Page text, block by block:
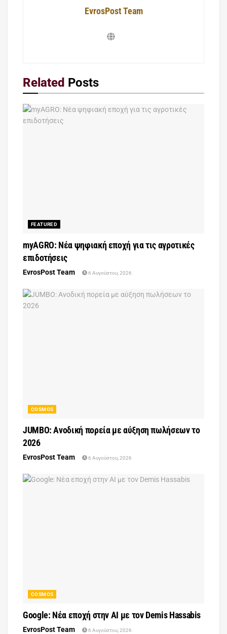
EvrosPost Team
Related Posts
FEATURED
myAGRO: Νέα ψηφιακή εποχή για τις αγροτικές
επιδοτήσεις
EvrosPost Team 6 Αυγούστου, 2026
COSMOS
JUMBO: Ανοδική πορεία με αύξηση πωλήσεων το
2026
EvrosPost Team 6 Αυγούστου, 2026
COSMOS
Google: Νέα εποχή στην AI με τον Demis Hassabis
EvrosPost Team 6 Αυγούστου, 2026